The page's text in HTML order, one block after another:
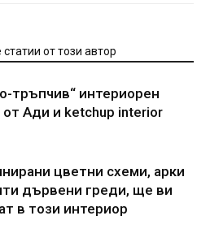
от този автор
тръпчив“ интериорен
от Ади и ketchup interior
цветни схеми, арки
дървени греди, ще ви
в този интериор